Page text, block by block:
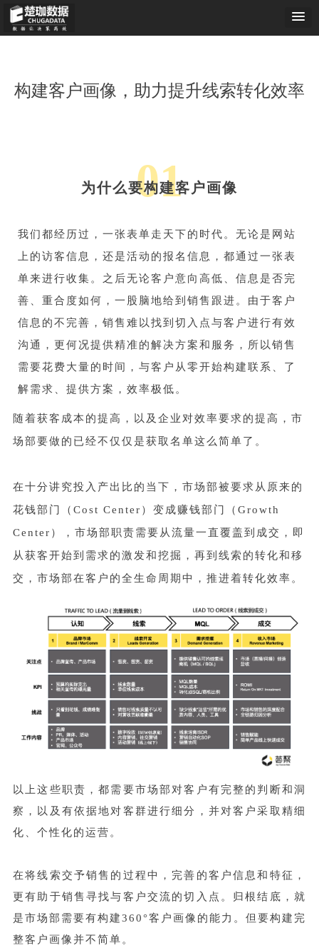
构建客户画像，助力提升线索转化效率
01
为什么要构建客户画像
我们都经历过，一张表单走天下的时代。无论是网站
上的访客信息，还是活动的报名信息，都通过一张表
单来进行收集。之后无论客户意向高低、信息是否完
善、重合度如何，一股脑地给到销售跟进。 由于客户
信息的不完善，销售难以找到切入点与客户进行有效
沟通，更何况提供精准的解决方案和服务，所以销售
需要花费大量的时间，与客户从零开始构建联系、了
解需求、提供方案，效率极低。
随着获客成本的提高，以及企业对效率要求的提高，市
场部要做的已经不仅仅是获取名单这么简单了。
在十分讲究投入产出比的当下，市场部被要求从原来的
花钱部门（Cost Center）变成赚钱部门（Growth
Center），市场部职责需要从流量一直覆盖到成交，即
从获客开始到需求的激发和挖掘，再到线索的转化和移
交，市场部在客户的全生命周期中，推进着转化效率。
以上这些职责，都需要市场部对客户有完整的判断和洞
察，以及有依据地对客群进行细分，并对客户采取精细
化、个性化的运营。
在将线索交予销售的过程中，完善的客户信息和特征，
更有助于销售寻找与客户交流的切入点。归根结底，就
是市场部需要有构建360°客户画像的能力。但要构建完
整客户画像并不简单。